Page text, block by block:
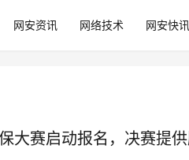
网安资讯 网络技术 网安快讯
大赛启动报名，决赛提